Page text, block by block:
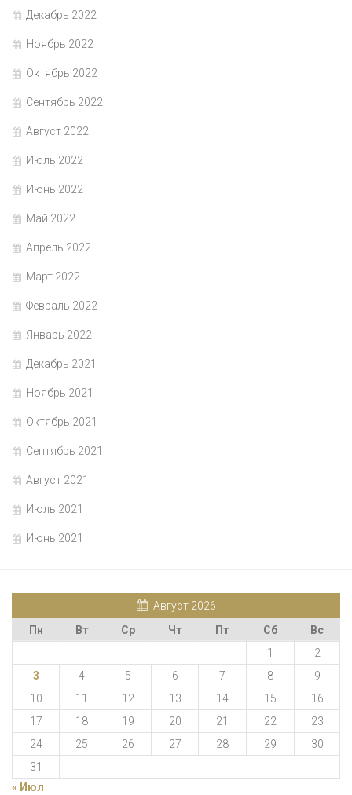
Декабрь 2022
Ноябрь 2022
Октябрь 2022
Сентябрь 2022
Август 2022
Июль 2022
Июнь 2022
Май 2022
Апрель 2022
Март 2022
Февраль 2022
Январь 2022
Декабрь 2021
Ноябрь 2021
Октябрь 2021
Сентябрь 2021
Август 2021
Июль 2021
Июнь 2021
Август 2026
Пн
Вт Ср Чт Пт Сб
Вс
1
2
3
4 5 6 7 8
9
10
11 12 13 14 15
16
17
18 19 20 21 22
23
24
25 26 27 28 29
30
31
« Июл